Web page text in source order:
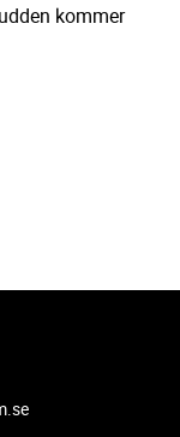
kommer